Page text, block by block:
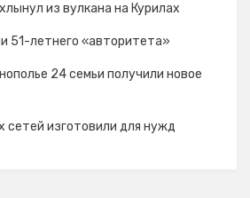
из вулкана на Курилах
51-летнего «авторитета»
24 семьи получили новое
сетей изготовили для нужд